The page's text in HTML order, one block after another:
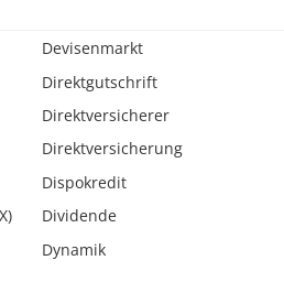
Devisenmarkt
Direktgutschrift
Direktversicherer
Direktversicherung
Dispokredit
Dividende
Dynamik